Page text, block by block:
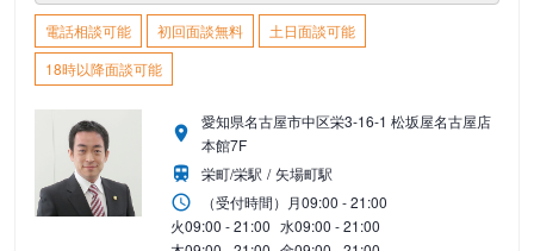
電話相談可能 初回面談無料
土日面談可能
18時以降面談可能
愛知県名古屋市中区栄3-16-1 松坂屋名古屋店
本館7F
栄町/栄駅
矢場町駅
（受付時間） 月09:00 - 21:00
火09:00 - 21:00 水09:00 - 21:00